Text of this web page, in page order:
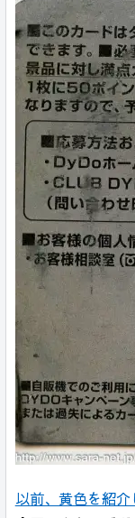
以前、黄色を紹介